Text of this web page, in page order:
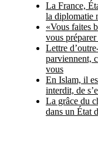
La France,
la diplomatie
«Vous faites
vous préparer
Lettre
parviennent,
vous
En Islam, il
interdit, de
La grâce du
dans un État